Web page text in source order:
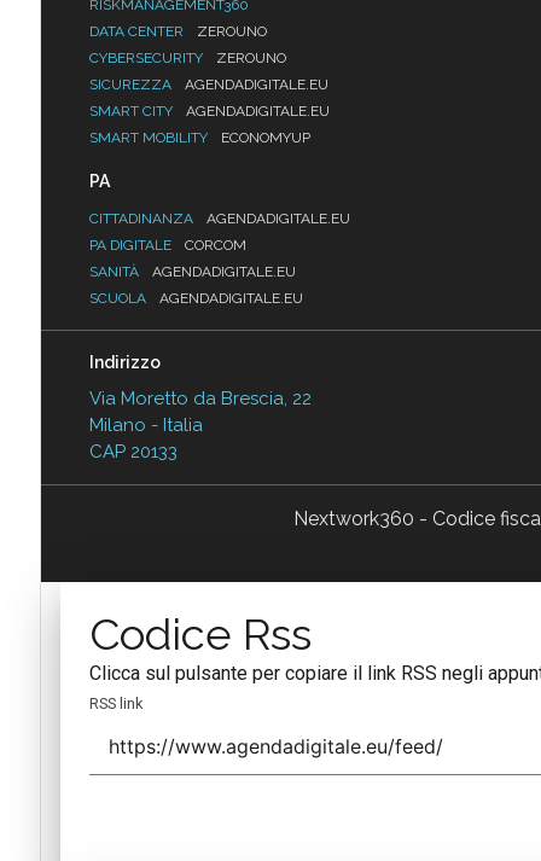
RISKMANAGEMENT360
DATA CENTER
ZEROUNO
CYBERSECURITY
ZEROUNO
SICUREZZA
AGENDADIGITALE.EU
SMART CITY
AGENDADIGITALE.EU
SMART MOBILITY
ECONOMYUP
PA
CITTADINANZA
AGENDADIGITALE.EU
PA DIGITALE
CORCOM
SANITÀ
AGENDADIGITALE.EU
SCUOLA
AGENDADIGITALE.EU
Indirizzo
Via Moretto da Brescia, 22
Milano - Italia
CAP 20133
Nextwork360 - Codice
Codice Rss
Clicca sul pulsante per copiare il link RSS negli
RSS link